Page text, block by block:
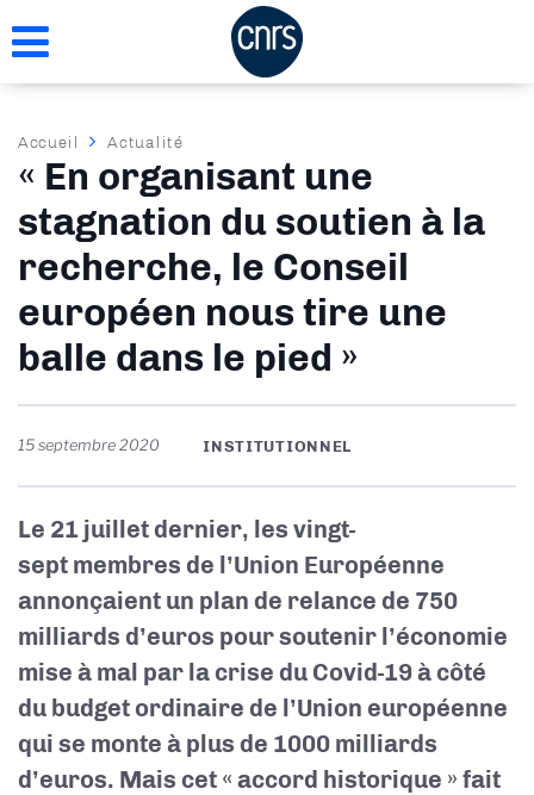
au
Fil
d'Ariane
Accueil Actualité
« En organisant une
stagnation du soutien à la
recherche, le Conseil
européen nous tire une
balle dans le pied »
15 septembre 2020 INSTITUTIONNEL
Le 21 juillet dernier, les vingt-
sept membres de l’Union Européenne
annonçaient un plan de relance de 750
milliards d’euros pour soutenir l’économie
mise à mal par la crise du Covid-19 à côté
du budget ordinaire de l’Union européenne
qui se monte à plus de 1000 milliards
d’euros. Mais cet « accord historique » fait